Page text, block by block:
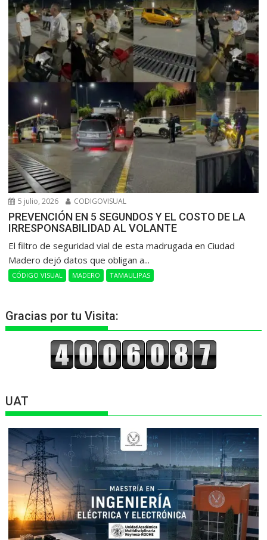
5 julio, 2026 CODIGOVISUAL
PREVENCIÓN EN 5 SEGUNDOS Y EL COSTO DE LA
IRRESPONSABILIDAD AL VOLANTE
​El filtro de seguridad vial de esta madrugada en Ciudad
Madero dejó datos que obligan a...
CÓDIGO VISUAL MADERO TAMAULIPAS
Gracias por tu Visita:
UAT